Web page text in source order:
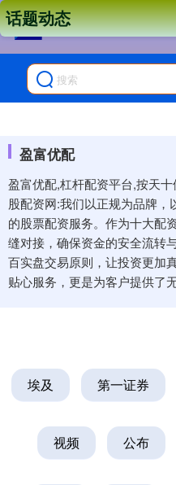
盈富优配
盈富优配,杠杆配资平台,按天
股配资网:我们以正规为品牌
的股票配资服务。作为十大配
缝对接，确保资金的安全流转
百实盘交易原则，让投资更加
贴心服务，更是为客户提供了
话题动态
埃及 第一证券
视频 公布